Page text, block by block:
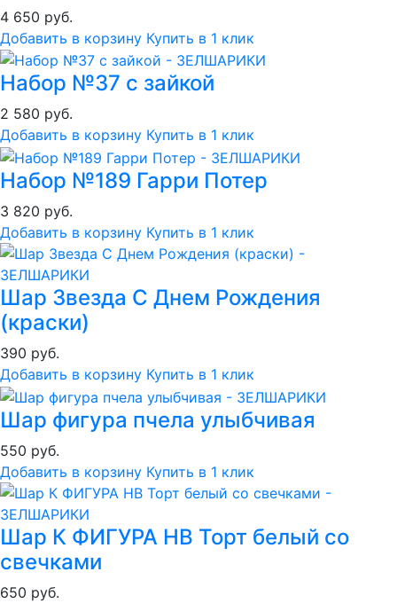
4 650 руб.
Добавить в корзину Купить в 1 клик
Набор №37 с зайкой
2 580 руб.
Добавить в корзину Купить в 1 клик
Набор №189 Гарри Потер
3 820 руб.
Добавить в корзину Купить в 1 клик
Шар Звезда С Днем Рождения
(краски)
390 руб.
Добавить в корзину Купить в 1 клик
Шар фигура пчела улыбчивая
550 руб.
Добавить в корзину Купить в 1 клик
Шар К ФИГУРА HB Торт белый со
свечками
650 руб.